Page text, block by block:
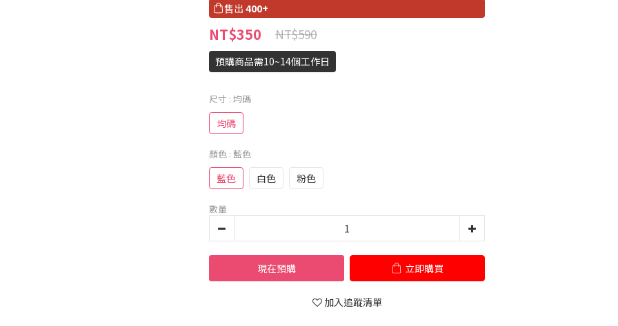
售出 400+
NT$350 NT$590
預購商品需10~14個工作日
尺寸 : 均碼
均碼
顏色 : 藍色
藍色 白色 粉色
數量
現在預購 立即購買
加入追蹤清單